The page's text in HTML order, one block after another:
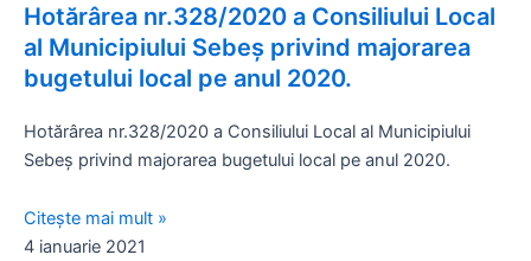
Hotărârea nr.328/2020 a Consiliului Local
al Municipiului Sebeș privind majorarea
bugetului local pe anul 2020.
Hotărârea nr.328/2020 a Consiliului Local al Municipiului
Sebeș privind majorarea bugetului local pe anul 2020.
Citește mai mult »
4 ianuarie 2021
PagePage
PagePage